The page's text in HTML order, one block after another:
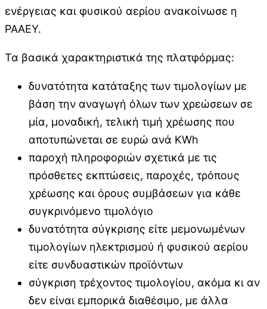
ενέργειας και φυσικού αερίου ανακοίνωσε η
ΡΑΑΕΥ.
Τα βασικά χαρακτηριστικά της πλατφόρμας:
δυνατότητα κατάταξης των τιμολογίων με
βάση την αναγωγή όλων των χρεώσεων σε
μία, μοναδική, τελική τιμή χρέωσης που
αποτυπώνεται σε ευρώ ανά KWh
παροχή πληροφοριών σχετικά με τις
πρόσθετες εκπτώσεις, παροχές, τρόπους
χρέωσης και όρους συμβάσεων για κάθε
συγκρινόμενο τιμολόγιο
δυνατότητα σύγκρισης είτε μεμονωμένων
τιμολογίων ηλεκτρισμού ή φυσικού αερίου
είτε συνδυαστικών προϊόντων
σύγκριση τρέχοντος τιμολογίου, ακόμα κι αν
δεν είναι εμπορικά διαθέσιμο, με άλλα